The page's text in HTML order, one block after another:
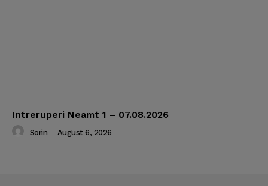
Intreruperi Neamt 1 – 07.08.2026
Sorin - August 6, 2026